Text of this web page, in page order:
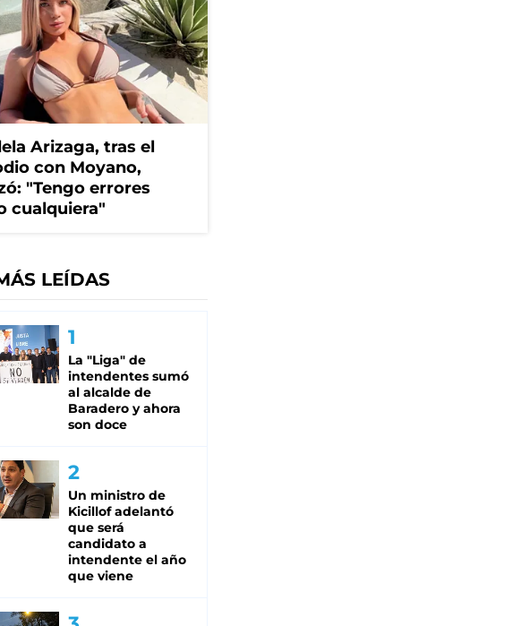
Arizaga, tras el
con Moyano,
"Tengo errores
cualquiera"
LEÍDAS
La "Liga" de
intendentes sumó
al alcalde de
Baradero y ahora
son doce
Un ministro de
Kicillof adelantó
que será
candidato a
intendente el año
que viene